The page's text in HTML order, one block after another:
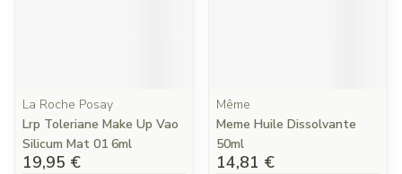
La Roche Posay
Lrp Toleriane Make Up Vao
Silicum Mat 01 6ml
19,95 €
Même
Meme Huile Dissolvante
50ml
14,81 €